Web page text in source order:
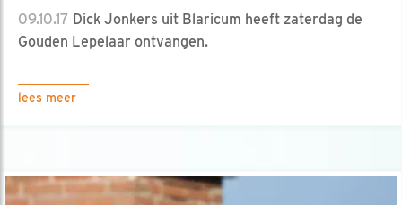
09.10.17 Dick Jonkers uit Blaricum heeft zaterdag de
Gouden Lepelaar ontvangen.
lees meer